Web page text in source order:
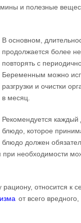
и полезные
В основном,
продолжается более
повторять с
Беременным можно
разгрузки и очистки
в месяц.
Рекомендуется каждый
блюдо, которое
блюдо должен
при необходимости
относится к
от всего